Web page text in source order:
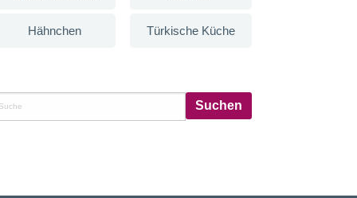
Hähnchen Türkische Küche